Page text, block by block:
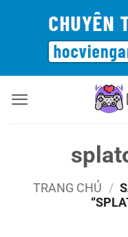
TRANG CHỦ /